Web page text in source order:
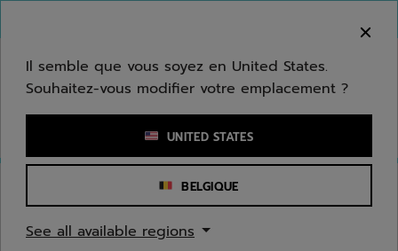
Saisir un mot clé ou un numéro d'article
Il semble que vous soyez en United States.
Souhaitez-vous modifier votre emplacement ?
UNITED STATES
BELGIQUE
See all available regions